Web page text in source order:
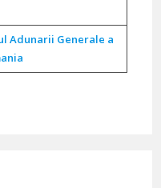
Adunarii Generale a